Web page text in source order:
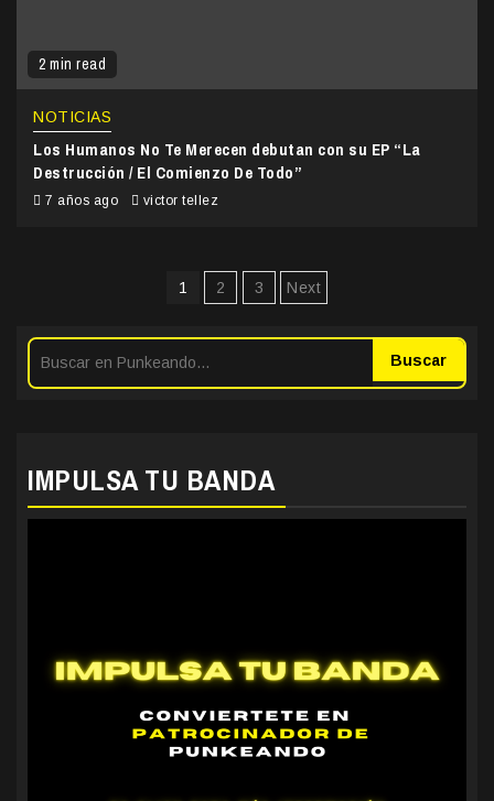
2 min read
NOTICIAS
Los Humanos No Te Merecen debutan con su EP “La
Destrucción / El Comienzo De Todo”
7 años ago victor tellez
Paginación
entradas
1 2 3 Next
Buscar
IMPULSA TU BANDA